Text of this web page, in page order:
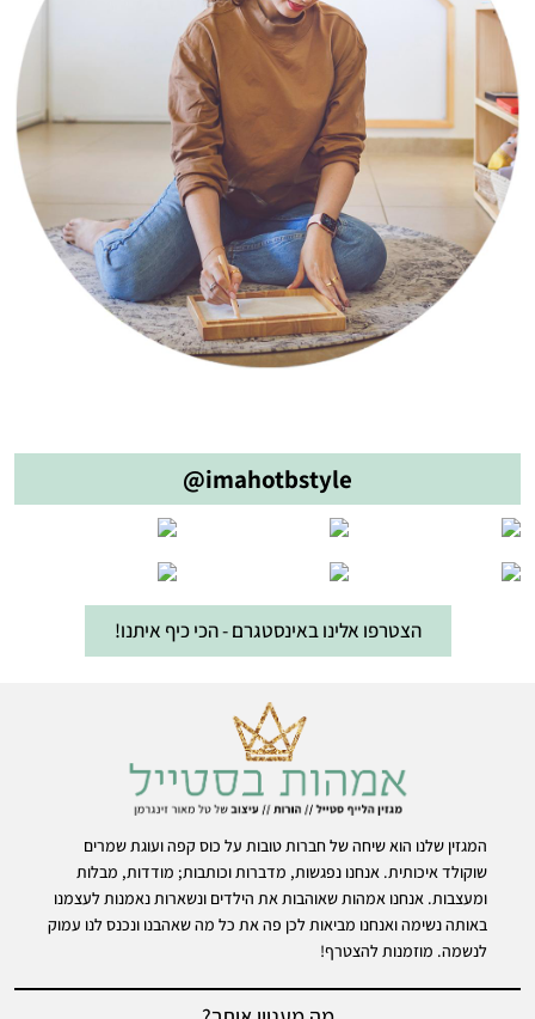
@imahotbstyle
הצטרפו אלינו באינסטגרם - הכי כיף איתנו!
המגזין שלנו הוא שיחה של חברות טובות על כוס קפה ועוגת שמרים
שוקולד איכותית. אנחנו נפגשות, מדברות וכותבות; מודדות, מבלות
ומעצבות. אנחנו אמהות שאוהבות את הילדים ונשארות נאמנות לעצמנו
באותה נשימה ואנחנו מביאות לכן פה את כל מה שאהבנו ונכנס לנו עמוק
לנשמה. מוזמנות להצטרף!